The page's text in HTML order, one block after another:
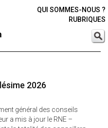
QUI SOMMES-NOUS ?
RUBRIQUES
2026
général des conseils
a mis à jour le RNE –